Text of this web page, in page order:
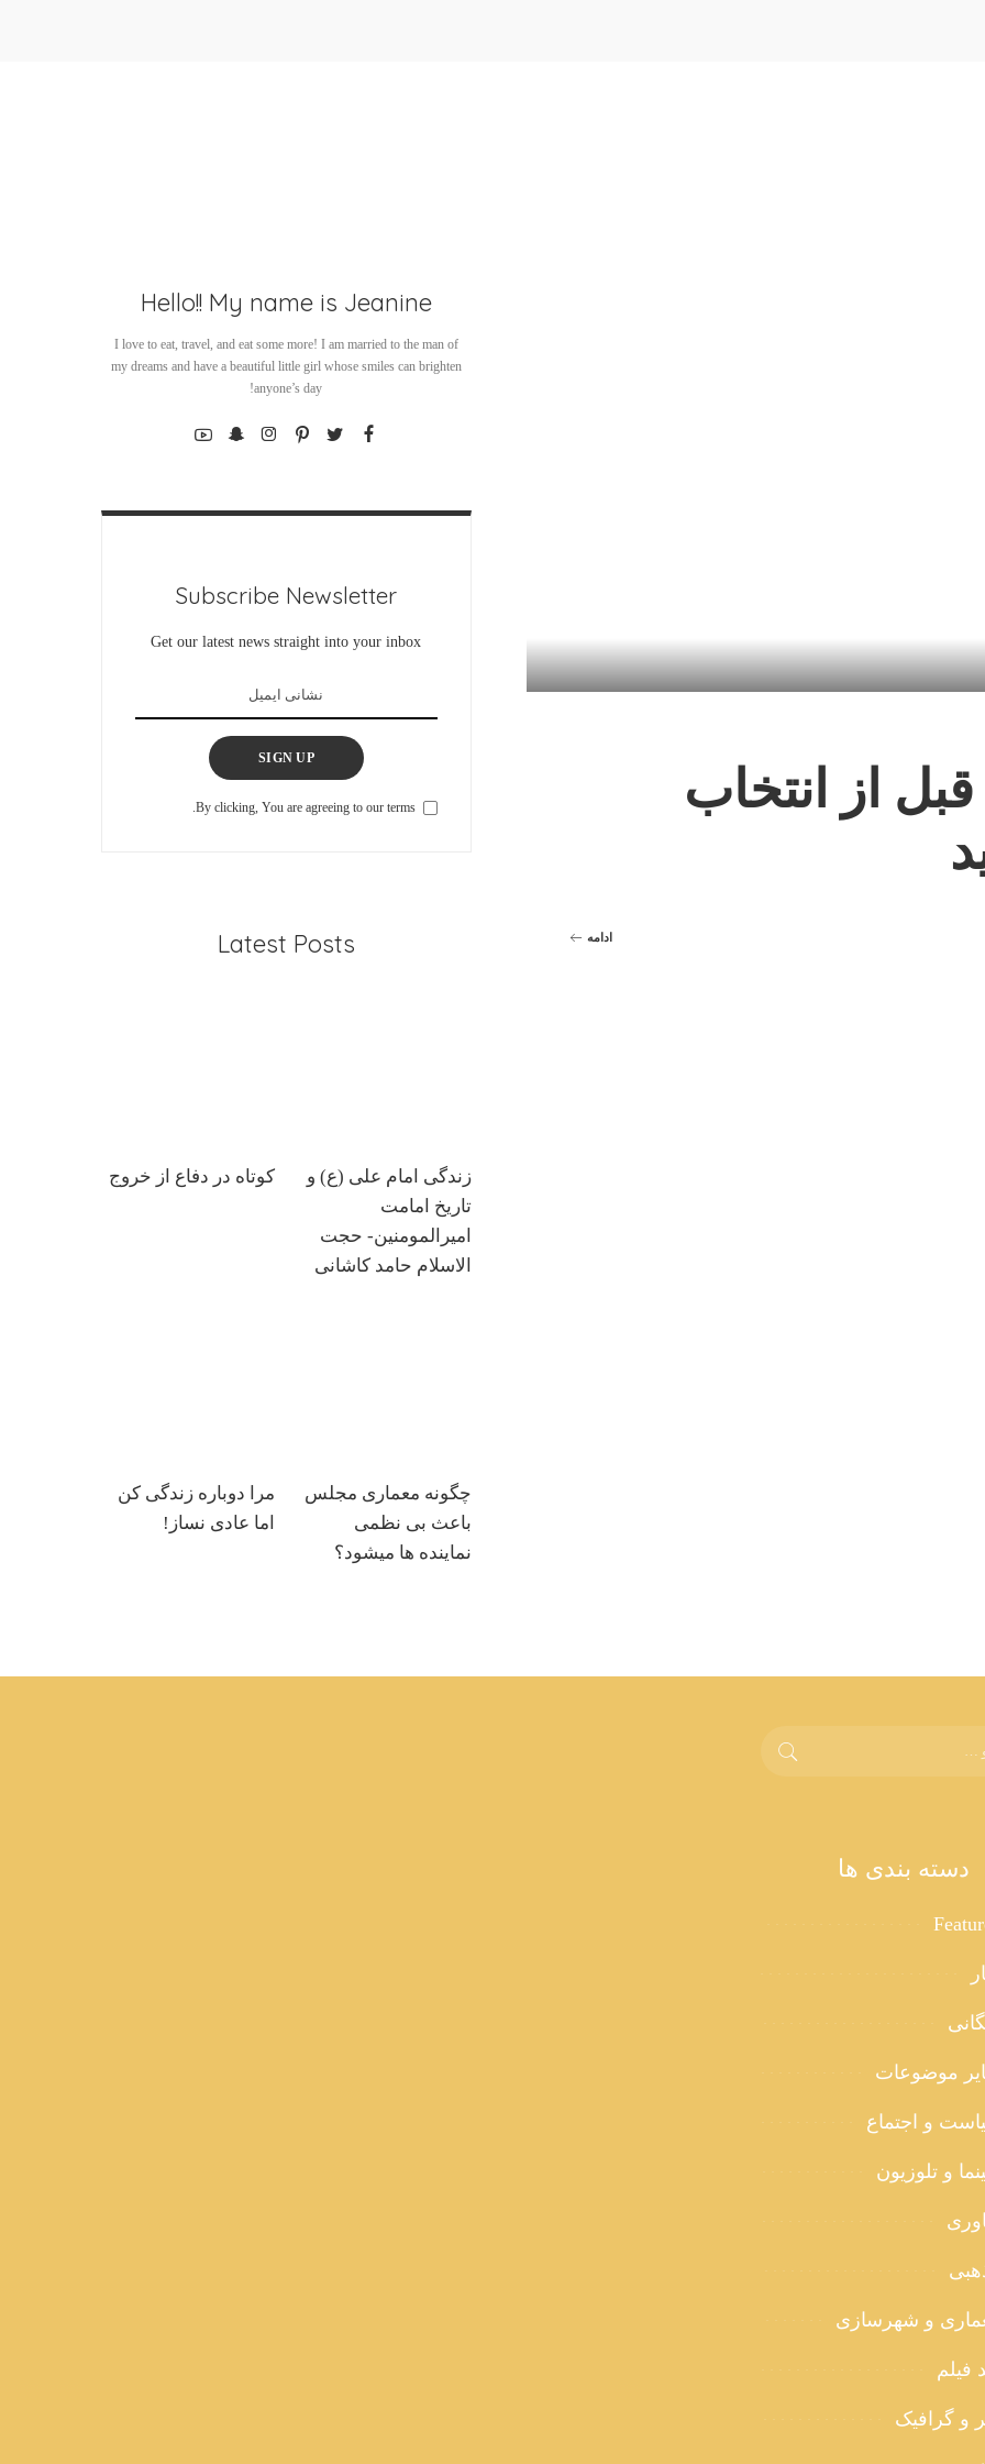
قبل از انتخاب
ادامه
Hello!! My name is Jeanine
I love to eat, travel, and eat some more! I am married to the man of
my dreams and have a beautiful little girl whose smiles can brighten
anyone’s day!
Subscribe Newsletter
Get our latest news straight into your inbox
SIGN UP
By clicking, You are agreeing to our terms.
Latest Posts
زندگی امام علی (ع) و
تاریخ امامت
امیرالمومنین- حجت
الاسلام حامد کاشانی
کوتاه در دفاع از خروج
چگونه معماری مجلس
باعث بی نظمی
نماینده ها میشود؟
مرا دوباره زندگی کن
اما عادی نساز!
دسته بندی ها
موضوعات
و اجتماع
و تلوزیون
و شهرسازی
فیلم
و گرافیک